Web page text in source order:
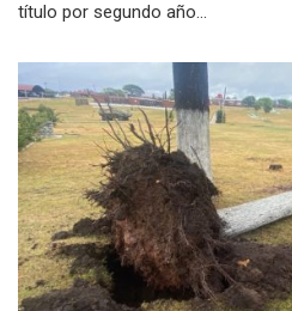
título por segundo año...